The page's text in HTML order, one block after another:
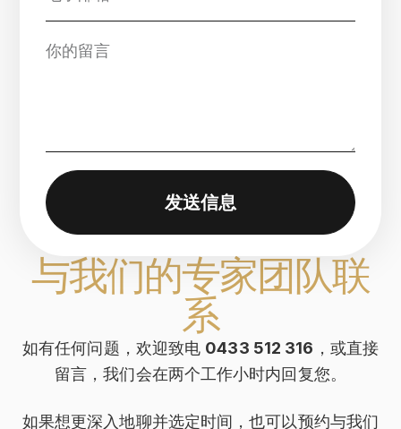
与我们的专家团队联
系
如有任何问题，欢迎致电 0433 512 316 ，或直接
留言，我们会在两个工作小时内回复您。
如果想更深入地聊并选定时间，也可以预约与我们
发送信息